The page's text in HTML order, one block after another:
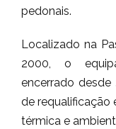
pedonais.
Localizado na
2000, o
encerrado
de requalificação
térmica e